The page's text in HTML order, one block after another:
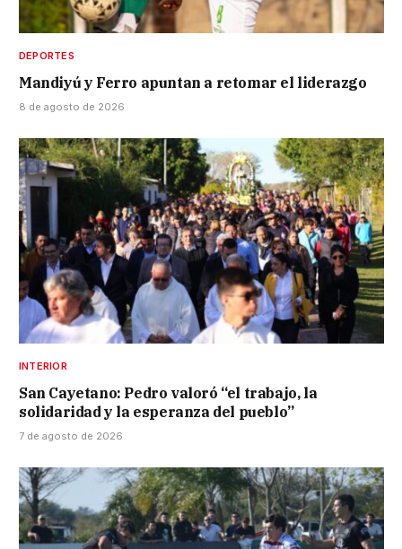
DEPORTES
Mandiyú y Ferro apuntan a retomar el liderazgo
8 de agosto de 2026
INTERIOR
San Cayetano: Pedro valoró “el trabajo, la
solidaridad y la esperanza del pueblo”
7 de agosto de 2026